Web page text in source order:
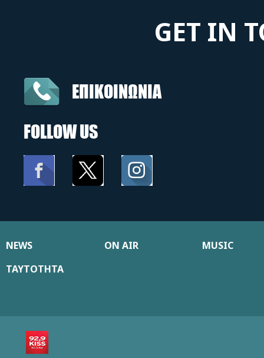
GET IN
ΕΠΙΚΟΙΝΩΝΙΑ
FOLLOW US
NEWS ON AIR
MUSIC
ΤΑΥΤΟΤΗΤΑ